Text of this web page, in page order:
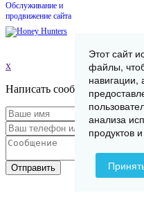
Обслуживание и
продвижение сайта
x
Написать сообщение
Отправить
Этот сайт
файлы,
навигации,
анализа
продуктов